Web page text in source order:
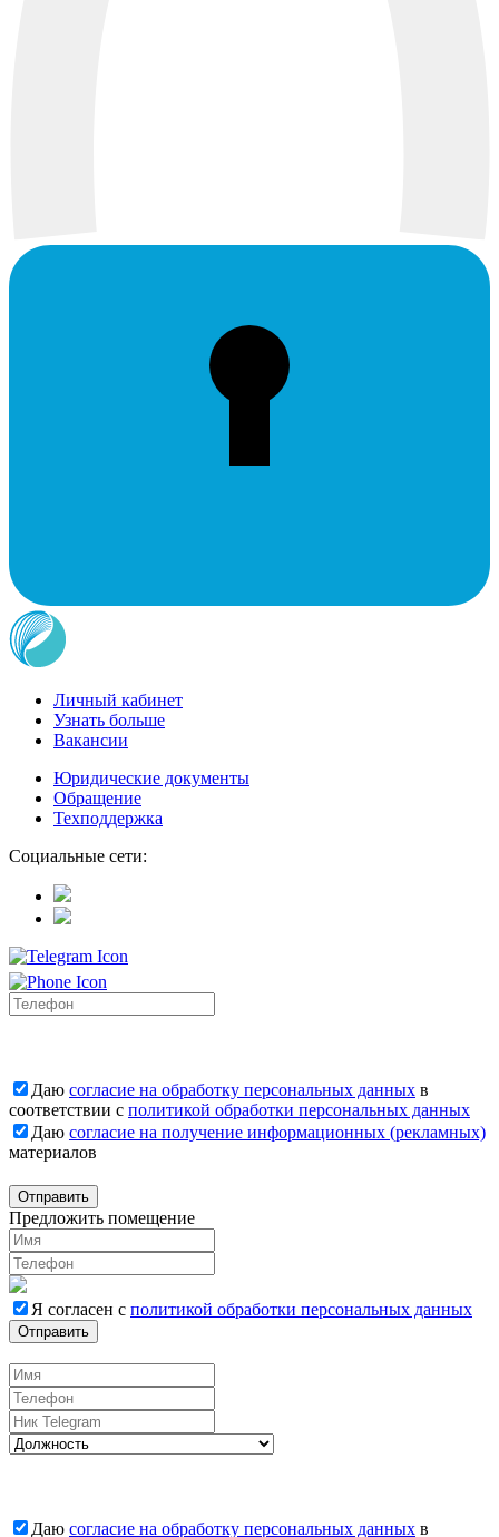
Личный кабинет
Узнать больше
Вакансии
Юридические документы
Обращение
Техподдержка
Социальные сети:
Даю согласие на обработку персональных данных в
соответствии с политикой обработки персональных данных
Даю согласие на получение информационных (рекламных)
материалов
Отправить
Предложить помещение
Я согласен с политикой обработки персональных данных
Отправить
Даю согласие на обработку персональных данных в